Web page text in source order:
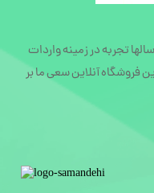
سالها تجربه در زمینه واردات
فروشگاه آنلاین سعی ما بر